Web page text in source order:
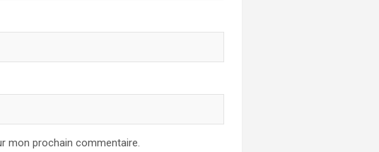
mon prochain commentaire.